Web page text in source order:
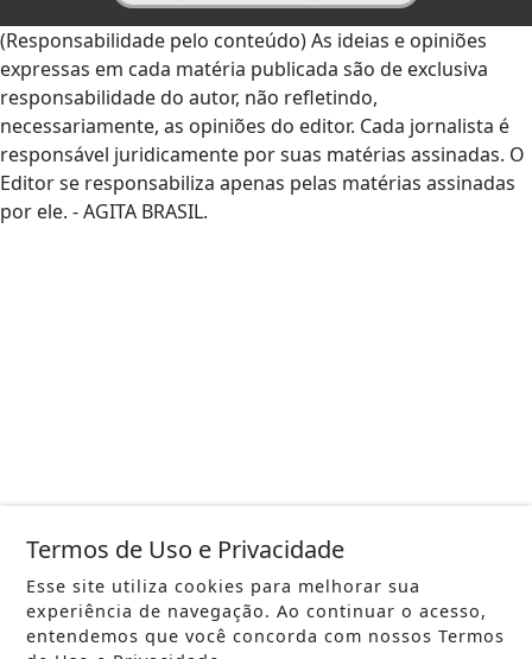
Termos de Uso e Privacidade
Esse site utiliza cookies para melhorar sua
experiência de navegação. Ao continuar o acesso,
entendemos que você concorda com nossos Termos
(Responsabilidade pelo conteúdo) As ideias e opiniões
expressas em cada matéria publicada são de exclusiva
responsabilidade do autor, não refletindo,
necessariamente, as opiniões do editor. Cada jornalista é
responsável juridicamente por suas matérias assinadas. O
Editor se responsabiliza apenas pelas matérias assinadas
por ele. - AGITA BRASIL.